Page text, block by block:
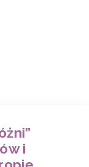
i